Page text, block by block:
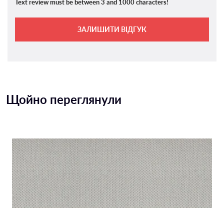
Text review must be between 3 and 1000 characters!
ЗАЛИШИТИ ВІДГУК
Щойно переглянули